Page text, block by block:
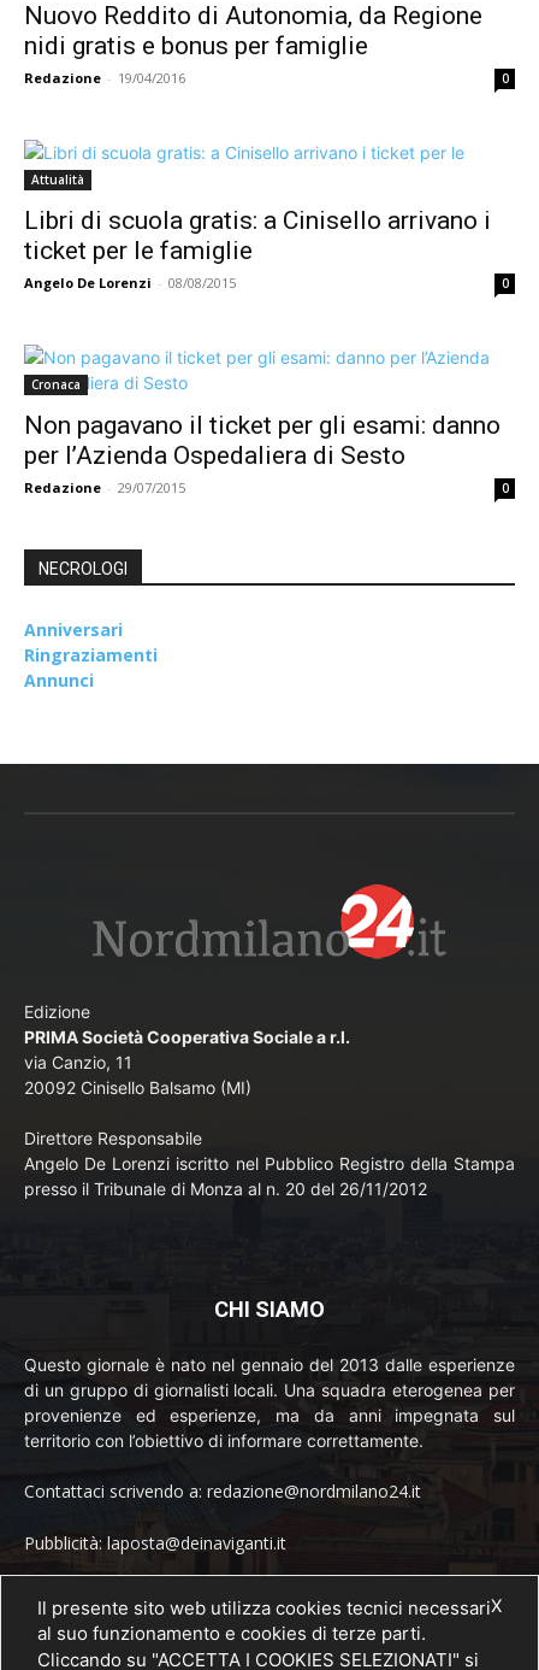
Nuovo Reddito di Autonomia, da Regione
nidi gratis e bonus per famiglie
Redazione - 19/04/2016 0
Attualità
Libri di scuola gratis: a Cinisello arrivano i
ticket per le famiglie
Angelo De Lorenzi - 08/08/2015 0
Cronaca
Non pagavano il ticket per gli esami: danno
per l’Azienda Ospedaliera di Sesto
Redazione - 29/07/2015 0
NECROLOGI
Anniversari
Ringraziamenti
Annunci
Edizione
PRIMA Società Cooperativa Sociale a r.l.
via Canzio, 11
20092 Cinisello Balsamo (MI)
Direttore Responsabile
Angelo De Lorenzi iscritto nel Pubblico Registro della Stampa
presso il Tribunale di Monza al n. 20 del 26/11/2012
CHI SIAMO
Questo giornale è nato nel gennaio del 2013 dalle esperienze
di un gruppo di giornalisti locali. Una squadra eterogenea per
provenienze ed esperienze, ma da anni impegnata sul
territorio con l’obiettivo di informare correttamente.
Contattaci scrivendo a: redazione@nordmilano24.it
Pubblicità: laposta@deinaviganti.it
Tel. 389 1492573 X
Il presente sito web utilizza cookies tecnici necessari
al suo funzionamento e cookies di terze parti.
Cliccando su "ACCETTA I COOKIES SELEZIONATI" si